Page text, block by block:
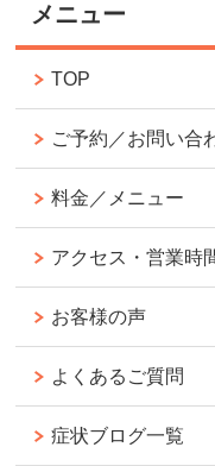
メニュー
TOP
ご予約／お問い合
料金／メニュー
アクセス・営業時
お客様の声
よくあるご質問
症状ブログ一覧